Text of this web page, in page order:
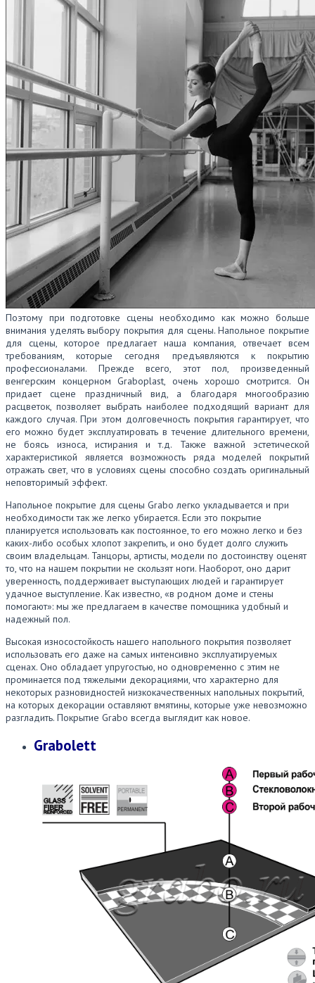
Поэтому при подготовке сцены необходимо как можно больше
внимания уделять выбору покрытия для сцены. Напольное покрытие
для сцены, которое предлагает наша компания, отвечает всем
требованиям, которые сегодня предъявляются к покрытию
профессионалами. Прежде всего, этот пол, произведенный
венгерским концерном Graboplast, очень хорошо смотрится. Он
придает сцене праздничный вид, а благодаря многообразию
расцветок, позволяет выбрать наиболее подходящий вариант для
каждого случая. При этом долговечность покрытия гарантирует, что
его можно будет эксплуатировать в течение длительного времени,
не боясь износа, истирания и т.д. Также важной эстетической
характеристикой является возможность ряда моделей покрытий
отражать свет, что в условиях сцены способно создать оригинальный
неповторимый эффект.
Напольное покрытие для сцены Grabo легко укладывается и при
необходимости так же легко убирается. Если это покрытие
планируется использовать как постоянное, то его можно легко и без
каких-либо особых хлопот закрепить, и оно будет долго служить
своим владельцам. Танцоры, артисты, модели по достоинству оценят
то, что на нашем покрытии не скользят ноги. Наоборот, оно дарит
уверенность, поддерживает выступающих людей и гарантирует
удачное выступление. Как известно, «в родном доме и стены
помогают»: мы же предлагаем в качестве помощника удобный и
надежный пол.
Высокая износостойкость нашего напольного покрытия позволяет
использовать его даже на самых интенсивно эксплуатируемых
сценах. Оно обладает упругостью, но одновременно с этим не
проминается под тяжелыми декорациями, что характерно для
некоторых разновидностей низкокачественных напольных покрытий,
на которых декорации оставляют вмятины, которые уже невозможно
разгладить. Покрытие Grabo всегда выглядит как новое.
Grabolett